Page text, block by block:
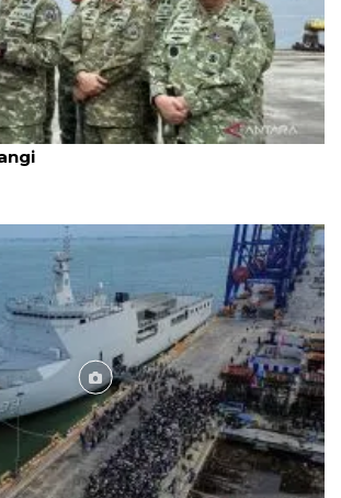
rudal dari Italia-Turki untuk